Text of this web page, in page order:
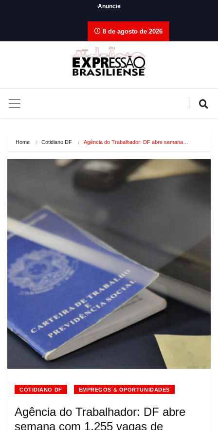
Anuncie
8 de agosto de 2026
Home Cotidiano DF Agência do Trabalhador: DF abre semana…
COTIDIANO DF EMPREGOS & OPORTUNIDADES
Agência do Trabalhador: DF abre
semana com 1.255 vagas de